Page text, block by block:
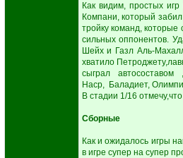
Как видим, простых
Компани, который
тройку команд,
сильных оппонентов.
Шейх и Газл Аль-
хватило
сыграл
Наср, Баладиет,
В стадии 1/16
Сборные
Как и ожидалось игры
в игре супер на супер